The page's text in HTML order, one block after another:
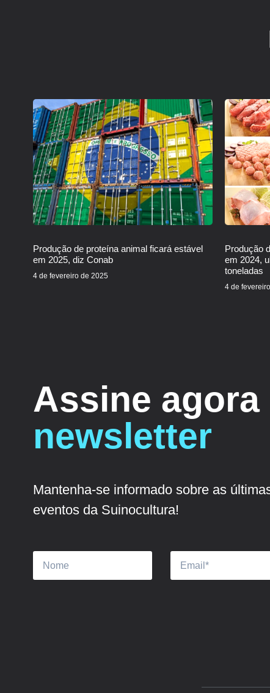
Produção de proteína animal ficará estável
em 2025, diz Conab
4 de fevereiro de 2025
Produção
em 2024,
toneladas
4 de
Assine agora
newsletter
Mantenha-se informado sobre as
eventos da Suinocultura!